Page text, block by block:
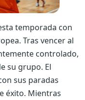
temporada con
Tras vencer al
controlado,
su grupo. El
sus paradas
éxito. Mientras